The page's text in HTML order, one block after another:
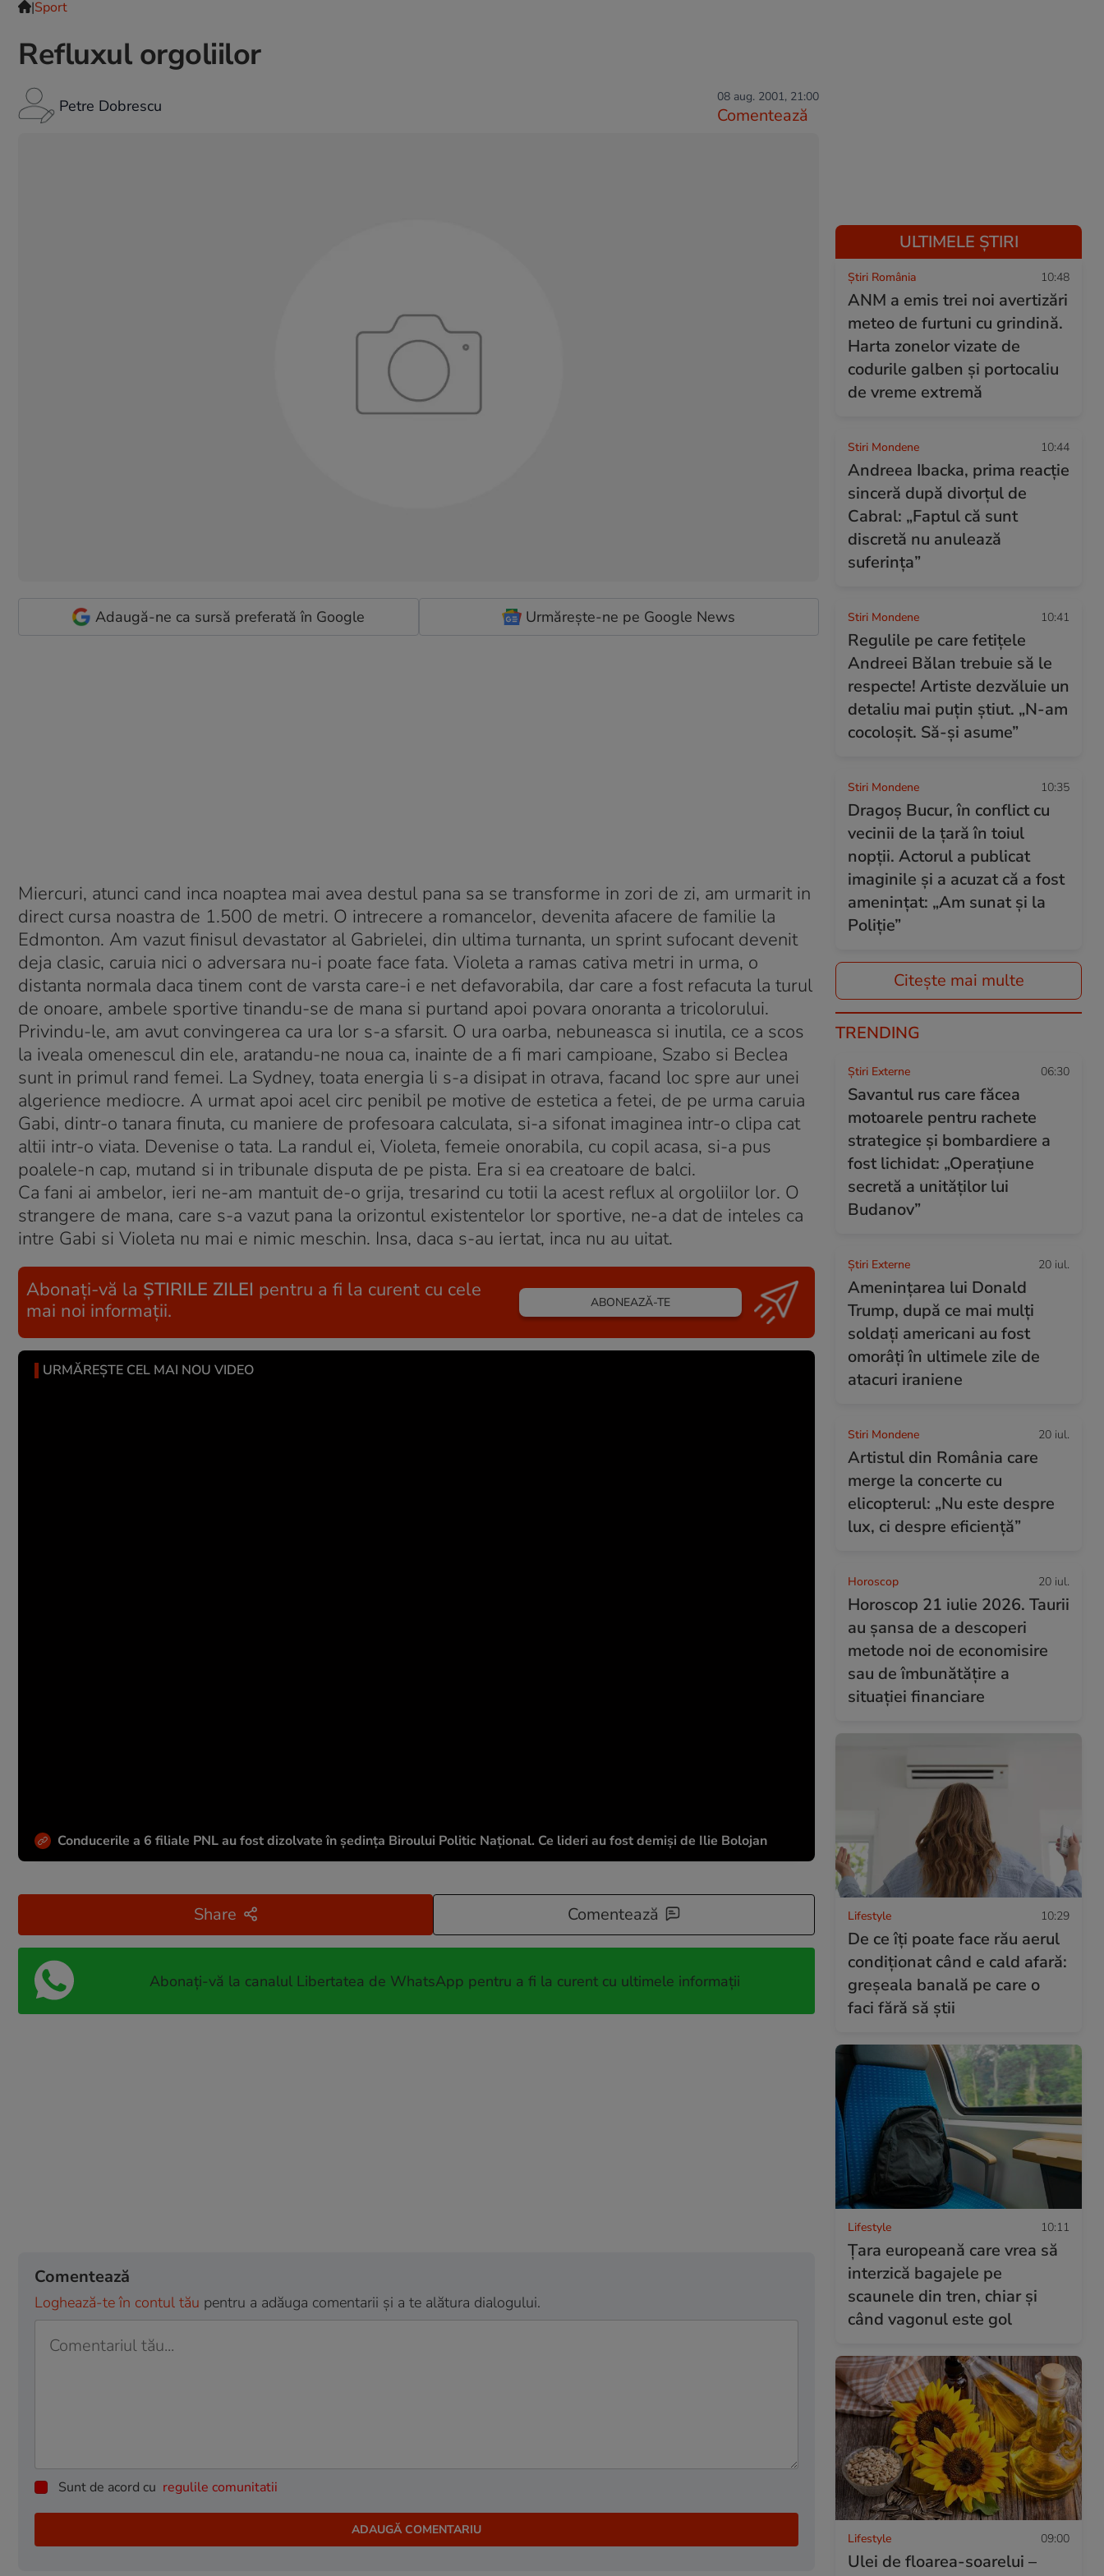
|Sport
Refluxul orgoliilor
Petre Dobrescu 08 aug. 2001, 21:00
Comentează
Adaugă-ne ca sursă preferată în Google Urmărește-ne pe Google News
Miercuri, atunci cand inca noaptea mai avea destul pana sa se transforme in zori de zi, am urmarit in
direct cursa noastra de 1.500 de metri. O intrecere a romancelor, devenita afacere de familie la
Edmonton. Am vazut finisul devastator al Gabrielei, din ultima turnanta, un sprint sufocant devenit
deja clasic, caruia nici o adversara nu-i poate face fata. Violeta a ramas cativa metri in urma, o
distanta normala daca tinem cont de varsta care-i e net defavorabila, dar care a fost refacuta la turul
de onoare, ambele sportive tinandu-se de mana si purtand apoi povara onoranta a tricolorului.
Privindu-le, am avut convingerea ca ura lor s-a sfarsit. O ura oarba, nebuneasca si inutila, ce a scos
la iveala omenescul din ele, aratandu-ne noua ca, inainte de a fi mari campioane, Szabo si Beclea
sunt in primul rand femei. La Sydney, toata energia li s-a disipat in otrava, facand loc spre aur unei
algerience mediocre. A urmat apoi acel circ penibil pe motive de estetica a fetei, de pe urma caruia
Gabi, dintr-o tanara finuta, cu maniere de profesoara calculata, si-a sifonat imaginea intr-o clipa cat
altii intr-o viata. Devenise o tata. La randul ei, Violeta, femeie onorabila, cu copil acasa, si-a pus
poalele-n cap, mutand si in tribunale disputa de pe pista. Era si ea creatoare de balci.
Ca fani ai ambelor, ieri ne-am mantuit de-o grija, tresarind cu totii la acest reflux al orgoliilor lor. O
strangere de mana, care s-a vazut pana la orizontul existentelor lor sportive, ne-a dat de inteles ca
intre Gabi si Violeta nu mai e nimic meschin. Insa, daca s-au iertat, inca nu au uitat.
Abonați-vă la ȘTIRILE ZILEI pentru a fi la curent cu cele
mai noi informații.
ABONEAZĂ-TE
URMĂREȘTE CEL MAI NOU VIDEO
Conducerile a 6 filiale PNL au fost dizolvate în ședința Biroului Politic Național. Ce lideri au fost demiși de Ilie Bolojan
Share Comentează
Abonați-vă la canalul Libertatea de WhatsApp pentru a fi la curent cu ultimele informații
Comentează
Loghează-te în contul tău pentru a adăuga comentarii și a te alătura dialogului.
Sunt de acord cu regulile comunitatii
ULTIMELE ȘTIRI
Știri România 10:48
ANM a emis trei noi avertizări
meteo de furtuni cu grindină.
Harta zonelor vizate de
codurile galben și portocaliu
de vreme extremă
Stiri Mondene 10:44
Andreea Ibacka, prima reacție
sinceră după divorțul de
Cabral: „Faptul că sunt
discretă nu anulează
suferința”
Stiri Mondene 10:41
Regulile pe care fetițele
Andreei Bălan trebuie să le
respecte! Artiste dezvăluie un
detaliu mai puțin știut. „N-am
cocoloșit. Să-și asume”
Stiri Mondene 10:35
Dragoș Bucur, în conflict cu
vecinii de la țară în toiul
nopții. Actorul a publicat
imaginile și a acuzat că a fost
amenințat: „Am sunat și la
Poliție”
Citește mai multe
TRENDING
Știri Externe 06:30
Savantul rus care făcea
motoarele pentru rachete
strategice și bombardiere a
fost lichidat: „Operațiune
secretă a unităților lui
Budanov”
Știri Externe 20 iul.
Amenințarea lui Donald
Trump, după ce mai mulți
soldați americani au fost
omorâți în ultimele zile de
atacuri iraniene
Stiri Mondene 20 iul.
Artistul din România care
merge la concerte cu
elicopterul: „Nu este despre
lux, ci despre eficiență”
Horoscop 20 iul.
Horoscop 21 iulie 2026. Taurii
au șansa de a descoperi
metode noi de economisire
sau de îmbunătățire a
situației financiare
Lifestyle 10:29
De ce îți poate face rău aerul
condiționat când e cald afară:
greșeala banală pe care o
faci fără să știi
Lifestyle 10:11
Țara europeană care vrea să
interzică bagajele pe
scaunele din tren, chiar și
când vagonul este gol
Lifestyle 09:00
Ulei de floarea-soarelui –